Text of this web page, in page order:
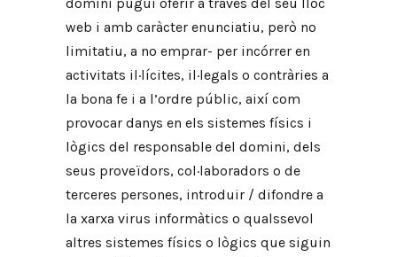
web i amb caràcter enunciatiu, però no
limitatiu, a no emprar- per incórrer en
activitats il·lícites, il·legals o contràries a
la bona fe i a l’ordre públic, així com
provocar danys en els sistemes físics i
lògics del responsable del domini, dels
seus proveïdors, col·laboradors o de
terceres persones, introduir / difondre a
la xarxa virus informàtics o qualssevol
altres sistemes físics o lògics que siguin